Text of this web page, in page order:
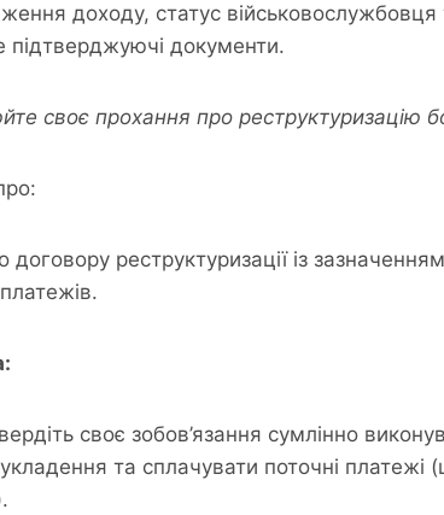
доходу, статус
підтверджуючі документи.
своє прохання про реструктуризацію
реструктуризації із
своє зобов’язання сумлінно
та сплачувати поточні платежі